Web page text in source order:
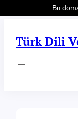
Türk Dili
Bu